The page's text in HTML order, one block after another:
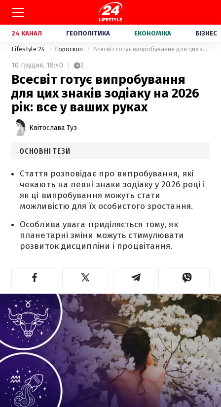
24 КАНАЛ ГЕОПОЛІТИКА ЕКОНОМІКА БІЗНЕС
Lifestyle 24 Гороскоп Всесвіт готує випробування для цих знаків зодіаку на 2026 рік: все у ваших руках
10 грудня, 18:40 2
Всесвіт готує випробування
для цих знаків зодіаку на 2026
рік: все у ваших руках
Квітослава Туз
ОСНОВНІ ТЕЗИ
Стаття розповідає про випробування, які
чекають на певні знаки зодіаку у 2026 році і
як ці випробування можуть стати
можливістю для їх особистого зростання.
Особлива увага приділяється тому, як
планетарні зміни можуть стимулювати
розвиток дисципліни і процвітання.